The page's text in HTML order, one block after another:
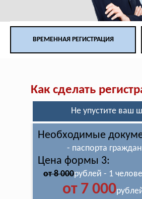
ВРЕМЕННАЯ РЕГИСТРАЦИЯ
Как сделать
Не упустите ваш
Необходимые
- паспорта
Цена формы 3:
от 8 000рублей - 1
от 7 000